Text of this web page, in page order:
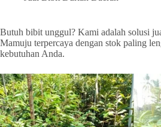
Butuh bibit unggul? Kami adalah solusi
Mamuju terpercaya dengan stok paling
kebutuhan Anda.